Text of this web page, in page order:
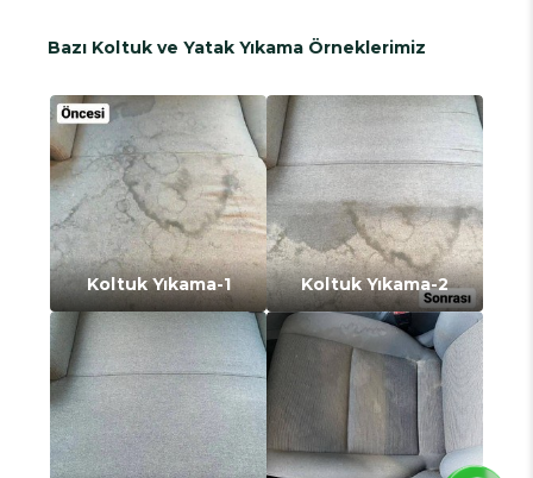
Bazı Koltuk ve Yatak Yıkama Örneklerimiz
Koltuk Yıkama-1 Koltuk Yıkama-2